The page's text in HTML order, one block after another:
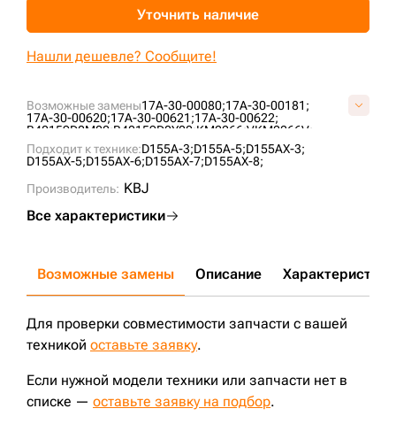
Возможные замены17A-30-00080;17A-30-00181;
17A-30-00620;17A-30-00621;17A-30-00622;
B40159D0M00;B40159D0Y00;KM2266;VKM2266V;
ZZ17A3000080;
Подходит к технике:D155A-3;D155A-5;D155AX-3;
D155AX-5;D155AX-6;D155AX-7;D155AX-8;
Производитель: KBJ
Все характеристики
Уточнить наличие
Нашли дешевле? Сообщите!
Возможные замены Описание Характеристики
Для проверки совместимости запчасти с вашей
техникой оставьте заявку.
Если нужной модели техники или запчасти нет в
списке — оставьте заявку на подбор.